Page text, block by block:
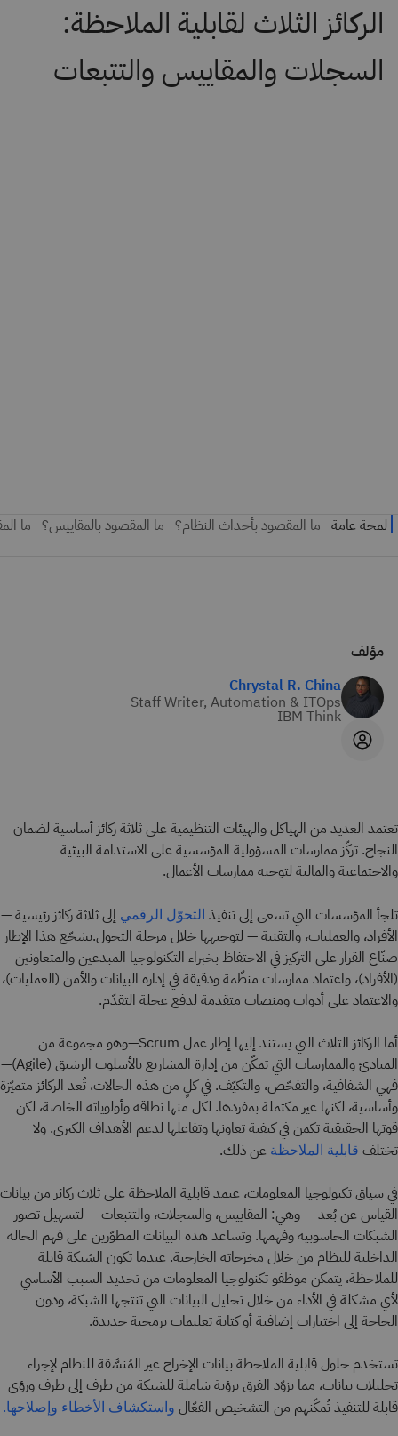
الركائز الثلاث لقابلية الملاحظة:
السجلات والمقاييس والتتبعات
مؤلف
Chrystal R. China
Staff Writer, Automation & ITOps
IBM Think
تعتمد العديد من الهياكل والهيئات التنظيمية على ثلاثة ركائز أساسية لضمان
النجاح. تركّز ممارسات المسؤولية المؤسسية على الاستدامة البيئية
والاجتماعية والمالية لتوجيه ممارسات الأعمال.
تلجأ المؤسسات التي تسعى إلى تنفيذ التحوّل الرقمي إلى ثلاثة ركائز رئيسية —
الأفراد، والعمليات، والتقنية — لتوجيهها خلال مرحلة التحول.يشجّع هذا الإطار
صنّاع القرار على التركيز في الاحتفاظ بخبراء التكنولوجيا المبدعين والمتعاونين
(الأفراد)، واعتماد ممارسات منظّمة ودقيقة في إدارة البيانات والأمن (العمليات)،
والاعتماد على أدوات ومنصات متقدمة لدفع عجلة التقدّم.
أما الركائز الثلاث التي يستند إليها إطار عمل Scrum—وهو مجموعة من
المبادئ والممارسات التي تمكّن من إدارة المشاريع بالأسلوب الرشيق (Agile)—
فهي الشفافية، والتفحّص، والتكيّف. في كلٍ من هذه الحالات، تُعد الركائز متميّزة
وأساسية، لكنها غير مكتملة بمفردها. لكل منها نطاقه وأولوياته الخاصة، لكن
قوتها الحقيقية تكمن في كيفية تعاونها وتفاعلها لدعم الأهداف الكبرى. ولا
تختلف قابلية الملاحظة عن ذلك.
في سياق تكنولوجيا المعلومات، عتمد قابلية الملاحظة على ثلاث ركائز من بيانات
القياس عن بُعد — وهي: المقاييس، والسجلات، والتتبعات — لتسهيل تصور
الشبكات الحاسوبية وفهمها. وتساعد هذه البيانات المطوّرين على فهم الحالة
الداخلية للنظام من خلال مخرجاته الخارجية. عندما تكون الشبكة قابلة
للملاحظة، يتمكن موظفو تكنولوجيا المعلومات من تحديد السبب الأساسي
لأي مشكلة في الأداء من خلال تحليل البيانات التي تنتجها الشبكة، ودون
الحاجة إلى اختبارات إضافية أو كتابة تعليمات برمجية جديدة.
تستخدم حلول قابلية الملاحظة بيانات الإخراج غير المُنسَّقة للنظام لإجراء
تحليلات بيانات، مما يزوّد الفرق برؤية شاملة للشبكة من طرف إلى طرف ورؤى
قابلة للتنفيذ تُمكّنهم من التشخيص الفعّال واستكشاف الأخطاء وإصلاحها.